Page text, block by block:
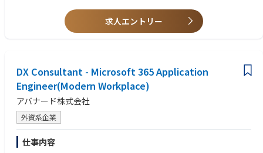
求人エントリー
DX Consultant - Microsoft 365 Application
Engineer(Modern Workplace)
アバナード株式会社
外資系企業
仕事内容